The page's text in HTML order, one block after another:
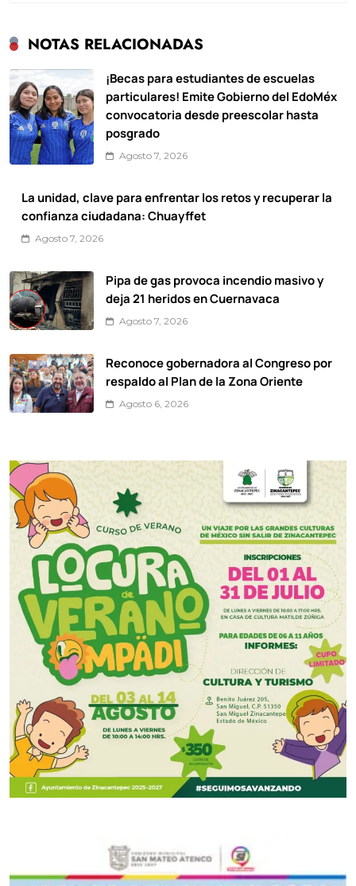
NOTAS RELACIONADAS
¡Becas para estudiantes de escuelas
particulares! Emite Gobierno del EdoMéx
convocatoria desde preescolar hasta
posgrado
Agosto 7, 2026
La unidad, clave para enfrentar los retos y recuperar la
confianza ciudadana: Chuayffet
Agosto 7, 2026
Pipa de gas provoca incendio masivo y
deja 21 heridos en Cuernavaca
Agosto 7, 2026
Reconoce gobernadora al Congreso por
respaldo al Plan de la Zona Oriente
Agosto 6, 2026